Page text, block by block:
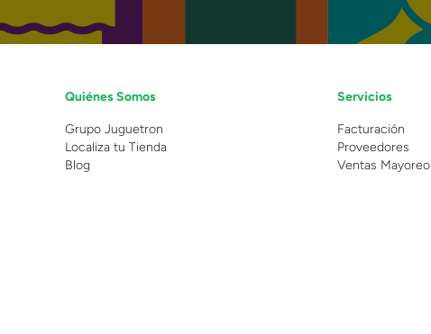
Quiénes Somos
Grupo Juguetron
Localiza tu Tienda
Blog
Servicios
Facturación
Proveedores
Ventas Mayoreo